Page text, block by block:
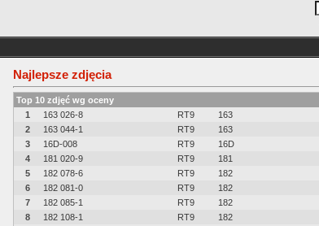
Najlepsze zdjęcia
Top 10 zdjęć wg oceny
1
163 026-8 RT9 163
2
163 044-1 RT9 163
3
16D-008 RT9 16D
4
181 020-9 RT9 181
5
182 078-6 RT9 182
6
182 081-0 RT9 182
7
182 085-1 RT9 182
8
182 108-1 RT9 182